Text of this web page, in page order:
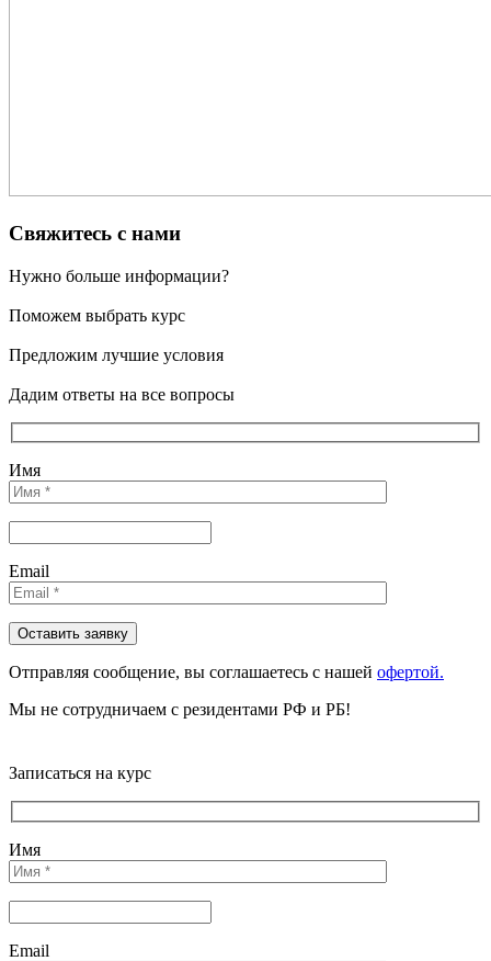
Свяжитесь с нами
Нужно больше информации?
Поможем выбрать курс
Предложим лучшие условия
Дадим ответы на все вопросы
Имя
Email
Отправляя сообщениe, вы соглашаетесь с нашей офертой.
Мы не сотрудничаем с резидентами РФ и РБ!
Записаться на курс
Имя
Email